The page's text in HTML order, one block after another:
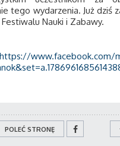
tego wydarzenia. Już dziś
Nauki i Zabawy.
https://www.facebook.com/
POLEĆ STRONĘ